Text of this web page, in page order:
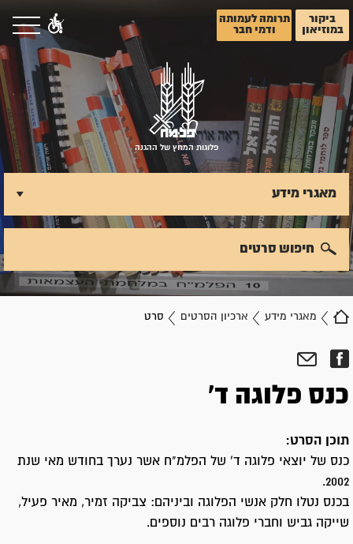
ביקור
במוזיאון
תרומה לעמותה
ודמי חבר
פלוגות המחץ של ההגנה
מאגרי מידע ארכיון הסרטים סרט
מאגרי מידע
חיפוש סרטים
כנס פלוגה ד'
תוכן הסרט:
כנס של יוצאי פלוגה ד' של הפלמ"ח אשר נערך בחודש מאי שנת
2002.
בכנס נטלו חלק אנשי הפלוגה וביניהם: צביקה זמיר, מאיר פעיל,
שייקה גביש וחברי פלוגה רבים נוספים.